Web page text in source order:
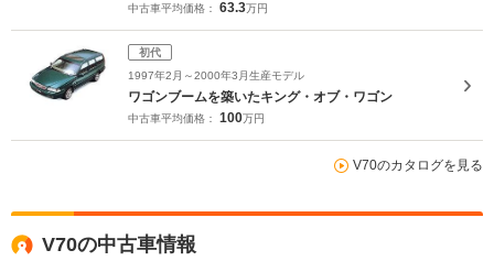
中古車平均価格： 63.3万円
初代
1997年2月～2000年3月生産モデル
ワゴンブームを築いたキング・オブ・ワゴン
中古車平均価格： 100万円
V70のカタログを見る
V70の中古車情報